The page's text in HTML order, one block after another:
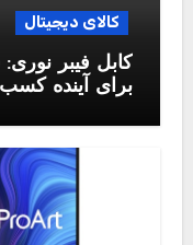
کالای دیجیتال
کابل فیبر
برای آینده